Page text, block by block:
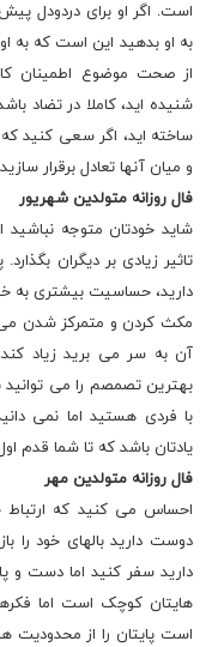
است. اگر او برای دردودل
به او بدهید این است که به
از صحت موضوع اطمینان
شنیده اید، کاملا در تضاد
ساخته اید، اگر سعی کنید که
و میان آنها تعادل برقرار
فال روزانه متولدین شهریور
شاید خودتان متوجه نباشید
تاثیر زیادی بر دیگران
دارید، حساسیت بیشتری به
مکث کردن و متمرکز شدن می
آن به سر می برید زیاد
بهترین تصمصم را می توانید
با فردی هستید اما نمی
یادتان باشد که تا شما قدم
فال روزانه متولدین مهر
احساس می کنید که ارتباط
دوست دارید بالهای خود را
دارید سفر کنید اما دست و
هایتان کوچک است اما
است پایتان را از محدودیت